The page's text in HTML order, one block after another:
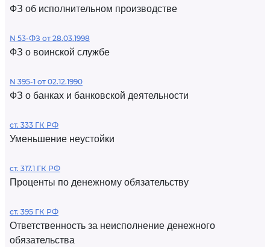
ФЗ об исполнительном производстве
N 53-ФЗ от 28.03.1998
ФЗ о воинской службе
N 395-1 от 02.12.1990
ФЗ о банках и банковской деятельности
ст. 333 ГК РФ
Уменьшение неустойки
ст. 317.1 ГК РФ
Проценты по денежному обязательству
ст. 395 ГК РФ
Ответственность за неисполнение денежного
обязательства